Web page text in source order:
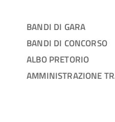
BANDI DI GARA
BANDI DI CONCORSO
ALBO PRETORIO
AMMINISTRAZIONE